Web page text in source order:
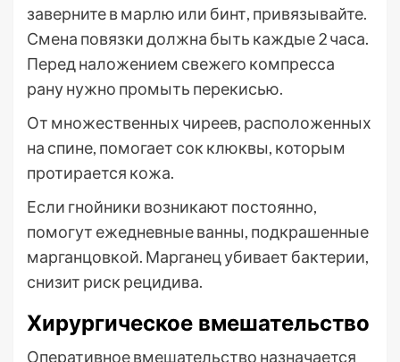
заверните в марлю или бинт, привязывайте.
Смена повязки должна быть каждые 2 часа.
Перед наложением свежего компресса
рану нужно промыть перекисью.
От множественных чиреев, расположенных
на спине, помогает сок клюквы, которым
протирается кожа.
Если гнойники возникают постоянно,
помогут ежедневные ванны, подкрашенные
марганцовкой. Марганец убивает бактерии,
снизит риск рецидива.
Хирургическое вмешательство
Оперативное вмешательство назначается